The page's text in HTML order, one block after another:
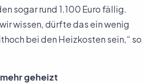
sogar rund 1.100 Euro fällig.
wissen, dürfte das ein wenig
bei den Heizkosten sein,“ so
geheizt